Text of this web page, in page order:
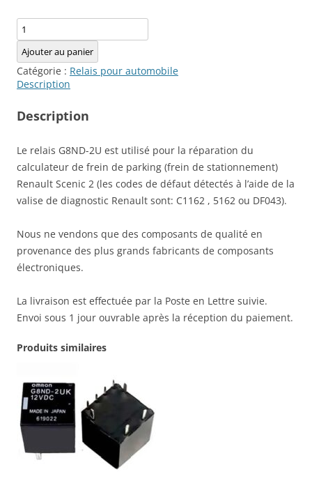
quantité
de
Relais
G8ND-
2U
Ajouter au panier
Catégorie : Relais pour automobile
Description
Description
Le relais G8ND-2U est utilisé pour la réparation du
calculateur de frein de parking (frein de stationnement)
Renault Scenic 2 (les codes de défaut détectés à l’aide de la
valise de diagnostic Renault sont: C1162 , 5162 ou DF043).
Nous ne vendons que des composants de qualité en
provenance des plus grands fabricants de composants
électroniques.
La livraison est effectuée par la Poste en Lettre suivie.
Envoi sous 1 jour ouvrable après la réception du paiement.
Produits similaires